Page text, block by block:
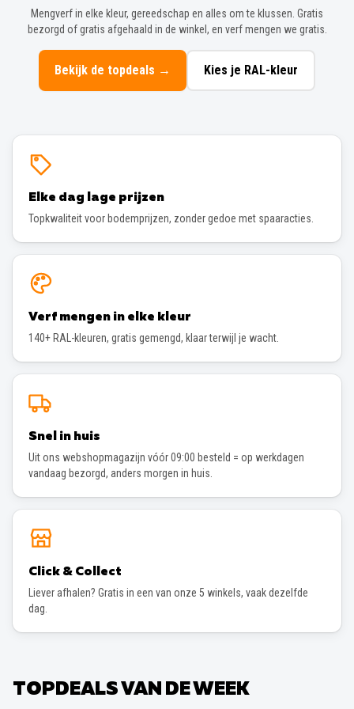
Bekijk de topdeals→ Kies je RAL-kleur
Topkwaliteit voor bodemprijzen, zonder gedoe met spaaracties.
140+ RAL-kleuren, gratis gemengd, klaar terwijl je wacht.
Uit ons webshopmagazijn vóór 09:00 besteld = op werkdagen
Liever afhalen? Gratis in een van onze 5 winkels, vaak dezelfde
−95 %
DE VOORDEELMARKT −95 %
DE VOORDEELMARKT